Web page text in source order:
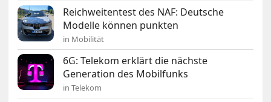
Reichweitentest des NAF: Deutsche
Modelle können punkten
in Mobilität
6G: Telekom erklärt die nächste
Generation des Mobilfunks
in Telekom